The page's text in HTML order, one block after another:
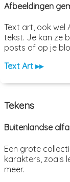
Afbeeldingen
Text art, ook wel
tekst. Je kan ze
posts of op je
Text Art ▸▸
Tekens
Buitenlandse
Een grote
karakters, zoals
meer.